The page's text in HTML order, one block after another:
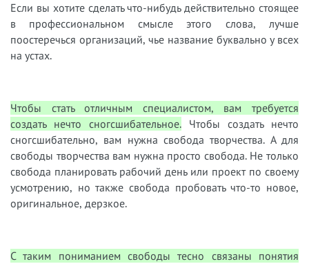
Если вы хотите сделать что-нибудь действительно стоящее
в профессиональном смысле этого слова, лучше
поостеречься организаций, чье название буквально у всех
на устах.
Чтобы стать отличным специалистом, вам требуется
создать нечто сногсшибательное. Чтобы создать нечто
сногсшибательно, вам нужна свобода творчества. А для
свободы творчества вам нужна просто свобода. Не только
свобода планировать рабочий день или проект по своему
усмотрению, но также свобода пробовать что-то новое,
оригинальное, дерзкое.
С таким пониманием свободы тесно связаны понятия